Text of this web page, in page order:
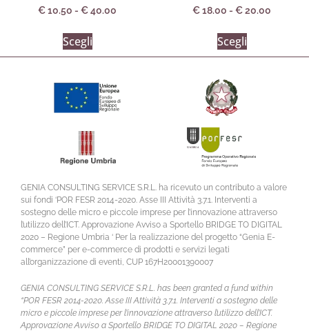
€10.50 - €40.00
Scegli
€18.00 - €20.00
Scegli
GENIA CONSULTING SERVICE S.R.L. ha ricevuto un contributo a valore
sui fondi ‘POR FESR 2014-2020. Asse III Attività 3.7.1. Interventi a
sostegno delle micro e piccole imprese per l’innovazione attraverso
l’utilizzo dell’ICT. Approvazione Avviso a Sportello BRIDGE TO DIGITAL
2020 – Regione Umbria ‘ Per la realizzazione del progetto “Genia E-
commerce” per e-commerce di prodotti e servizi legati
all’organizzazione di eventi, CUP 167H20001390007
GENIA CONSULTING SERVICE S.R.L. has been granted a fund within
“POR FESR 2014-2020. Asse III Attività 3.7.1. Interventi a sostegno delle
micro e piccole imprese per l’innovazione attraverso l’utilizzo dell’ICT.
Approvazione Avviso a Sportello BRIDGE TO DIGITAL 2020 – Regione